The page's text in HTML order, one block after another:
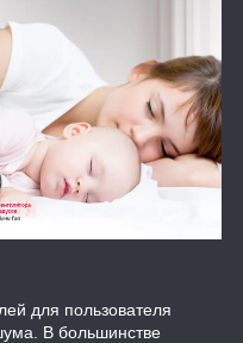
для пользователя
В большинстве